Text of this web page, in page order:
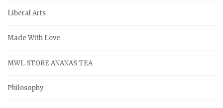
Liberal Arts
Made With Love
MWL STORE ANANAS TEA
Philosophy